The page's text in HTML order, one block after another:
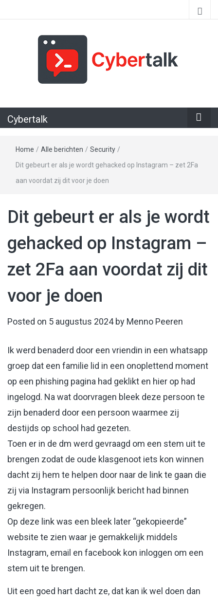
Cybertalk
Home / Alle berichten / Security /
Dit gebeurt er als je wordt gehacked op Instagram – zet 2Fa
aan voordat zij dit voor je doen
Dit gebeurt er als je wordt
gehacked op Instagram –
zet 2Fa aan voordat zij dit
voor je doen
Posted on 5 augustus 2024by Menno Peeren
Ik werd benaderd door een vriendin in een whatsapp
groep dat een familie lid in een onoplettend moment
op een phishing pagina had geklikt en hier op had
ingelogd. Na wat doorvragen bleek deze persoon te
zijn benaderd door een persoon waarmee zij
destijds op school had gezeten.
Toen er in de dm werd gevraagd om een stem uit te
brengen zodat de oude klasgenoot iets kon winnen
dacht zij hem te helpen door naar de link te gaan die
zij via Instagram persoonlijk bericht had binnen
gekregen.
Op deze link was een bleek later “gekopieerde”
website te zien waar je gemakkelijk middels
Instagram, email en facebook kon inloggen om een
stem uit te brengen.
Uit een goed hart dacht ze, dat kan ik wel doen dan